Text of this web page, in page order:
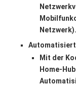
Netzwerk).
Mit der
Home-